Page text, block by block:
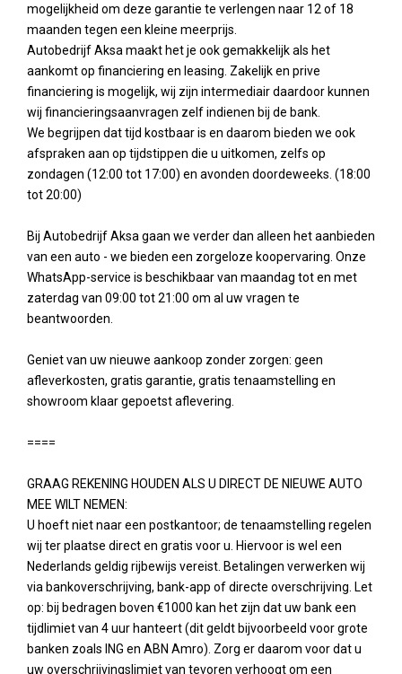
mogelijkheid om deze garantie te verlengen naar 12 of 18
maanden tegen een kleine meerprijs.
Autobedrijf Aksa maakt het je ook gemakkelijk als het
aankomt op financiering en leasing. Zakelijk en prive
financiering is mogelijk, wij zijn intermediair daardoor kunnen
wij financieringsaanvragen zelf indienen bij de bank.
We begrijpen dat tijd kostbaar is en daarom bieden we ook
afspraken aan op tijdstippen die u uitkomen, zelfs op
zondagen (12:00 tot 17:00) en avonden doordeweeks. (18:00
tot 20:00)
Bij Autobedrijf Aksa gaan we verder dan alleen het aanbieden
van een auto - we bieden een zorgeloze koopervaring. Onze
WhatsApp-service is beschikbaar van maandag tot en met
zaterdag van 09:00 tot 21:00 om al uw vragen te
beantwoorden.
Geniet van uw nieuwe aankoop zonder zorgen: geen
afleverkosten, gratis garantie, gratis tenaamstelling en
showroom klaar gepoetst aflevering.
====
GRAAG REKENING HOUDEN ALS U DIRECT DE NIEUWE AUTO
MEE WILT NEMEN:
U hoeft niet naar een postkantoor; de tenaamstelling regelen
wij ter plaatse direct en gratis voor u. Hiervoor is wel een
Nederlands geldig rijbewijs vereist. Betalingen verwerken wij
via bankoverschrijving, bank-app of directe overschrijving. Let
op: bij bedragen boven €1000 kan het zijn dat uw bank een
tijdlimiet van 4 uur hanteert (dit geldt bijvoorbeeld voor grote
banken zoals ING en ABN Amro). Zorg er daarom voor dat u
uw overschrijvingslimiet van tevoren verhoogt om een